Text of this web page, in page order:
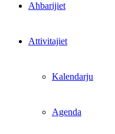
Aħbarijiet
Attivitajiet
Kalendarju
Agenda